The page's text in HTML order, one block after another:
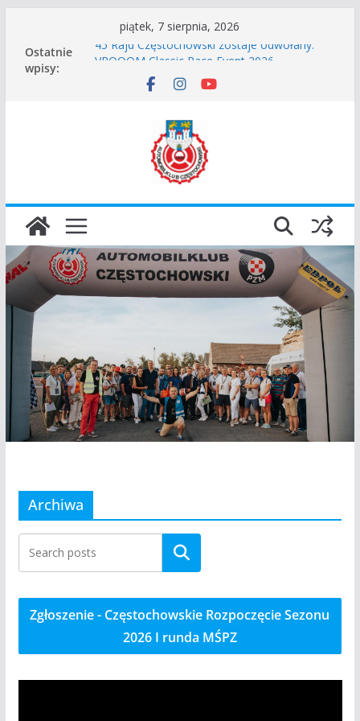
treści
piątek, 7 sierpnia, 2026
Ostatnie
wpisy:
45 Rajd Częstochowski zostaje odwołany.
I Gliwicki Classic Sprint o Puchar Prezydenta
Zgłoszenie – Częstochowskie Zakończenie
Sezonu 2025
Archiwa
Szukaj
Zgłoszenie - Częstochowskie Rozpoczęcie Sezonu
2026 I runda MŚPZ